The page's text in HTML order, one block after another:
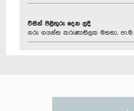
විසින් පිළිතුරු දෙන ලදී
ගරු ගයන්ත කරුණාතිලක මහතා, පා.ම.